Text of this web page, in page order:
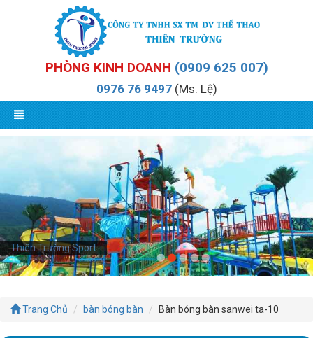
PHÒNG KINH DOANH (0909 625 007)
0976 76 9497(Ms. Lệ)
Thiên Trường Sport
Trang Chủ bàn bóng bàn Bàn bóng bàn sanwei ta-10